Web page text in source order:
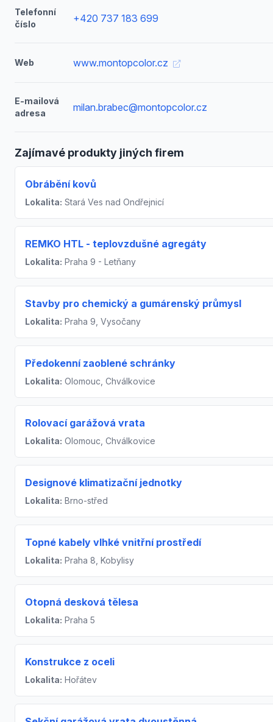
Telefonní
číslo
+420 737 183 699
Web www.montopcolor.cz
E-mailová
adresa
milan.brabec@montopcolor.cz
Zajímavé produkty jiných firem
Obrábění kovů
Lokalita: Stará Ves nad Ondřejnicí
REMKO HTL - teplovzdušné agregáty
Lokalita: Praha 9 - Letňany
Stavby pro chemický a gumárenský průmysl
Lokalita: Praha 9, Vysočany
Předokenní zaoblené schránky
Lokalita: Olomouc, Chválkovice
Rolovací garážová vrata
Lokalita: Olomouc, Chválkovice
Designové klimatizační jednotky
Lokalita: Brno-střed
Topné kabely vlhké vnitřní prostředí
Lokalita: Praha 8, Kobylisy
Otopná desková tělesa
Lokalita: Praha 5
Konstrukce z oceli
Lokalita: Hořátev